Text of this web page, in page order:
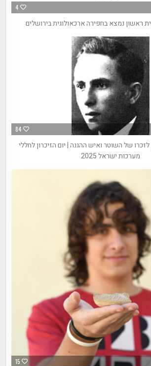
4
ראשון נמצא בחפירה ארכאולוגית בירושלים
84
של השוטר ואיש ההגנה | יום הזיכרון לחללי
מערכות ישראל 2025
15